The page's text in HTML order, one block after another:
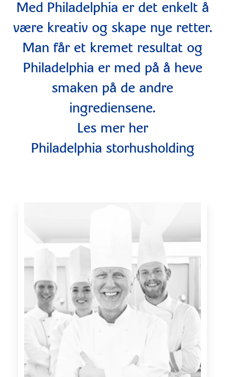
Med Philadelphia er det enkelt å
være kreativ og skape nye retter.
Man får et kremet resultat og
Philadelphia er med på å heve
smaken på de andre
ingrediensene.
Les mer her
Philadelphia storhusholding